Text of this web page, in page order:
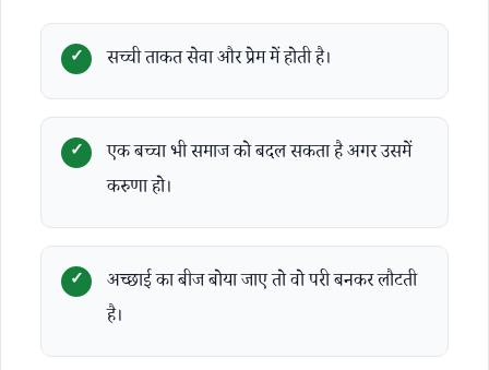
सच्ची ताकत सेवा और प्रेम में होती है।
एक बच्चा भी समाज को बदल सकता है अगर उसमें
करुणा हो।
अच्छाई का बीज बोया जाए तो वो परी बनकर लौटती
है।